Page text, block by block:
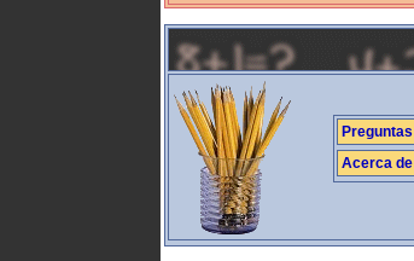
Acerca